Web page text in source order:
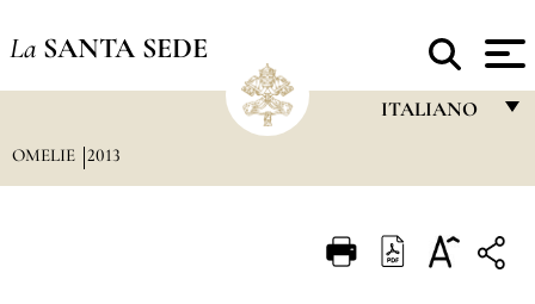
La SANTA SEDE
ITALIANO
ITALIANO
OMELIE 2013